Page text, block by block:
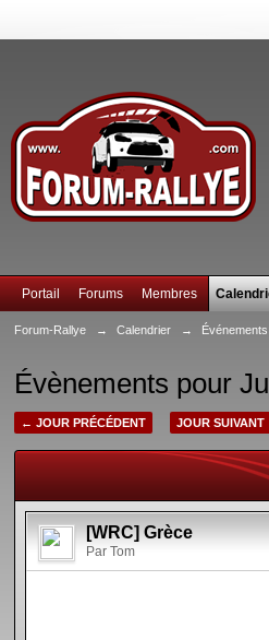
Portail Forums Membres
Forum-Rallye → Calendrier →
Évènements pour
← JOUR PRÉCÉDENT JOUR
[WRC] Grèce
Par Tom